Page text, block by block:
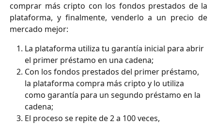
comprar más cripto con los fondos prestados de la
plataforma, y finalmente, venderlo a un precio de
mercado mejor:
La plataforma utiliza tu garantía inicial para abrir
el primer préstamo en una cadena;
Con los fondos prestados del primer préstamo,
la plataforma compra más cripto y lo utiliza
como garantía para un segundo préstamo en la
cadena;
El proceso se repite de 2 a 100 veces,